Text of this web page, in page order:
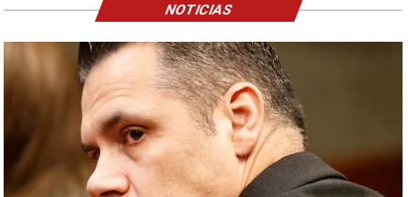
NOTICIAS